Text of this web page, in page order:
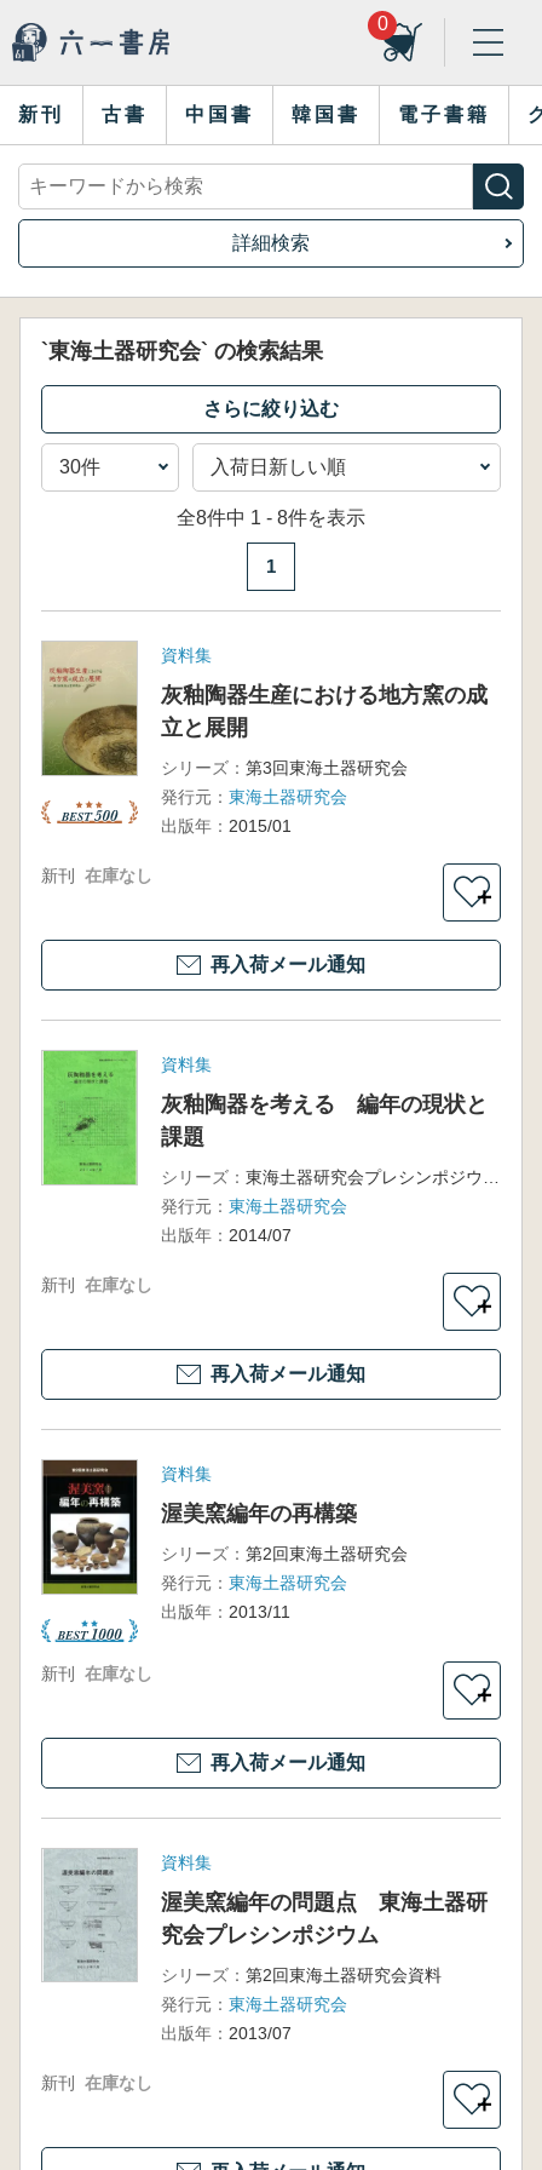
0
新刊 古書 中国書 韓国書 電子書籍
詳細検索
`東海土器研究会` の検索結果
全8件中 1 - 8件を表示
1
資料集
灰釉陶器生産における地方窯の成
立と展開
シリーズ： 第3回東海土器研究会
発行元： 東海土器研究会
出版年： 2015/01
新刊 在庫なし
＋
再入荷メール通知
資料集
灰釉陶器を考える 編年の現状と
課題
シリーズ：
発行元： 東海土器研究会
出版年： 2014/07
新刊 在庫なし
＋
再入荷メール通知
資料集
渥美窯編年の再構築
シリーズ： 第2回東海土器研究会
発行元： 東海土器研究会
出版年： 2013/11
新刊 在庫なし
＋
再入荷メール通知
資料集
渥美窯編年の問題点 東海土器研
究会プレシンポジウム
シリーズ： 第2回東海土器研究会資料
発行元： 東海土器研究会
出版年： 2013/07
新刊 在庫なし
＋